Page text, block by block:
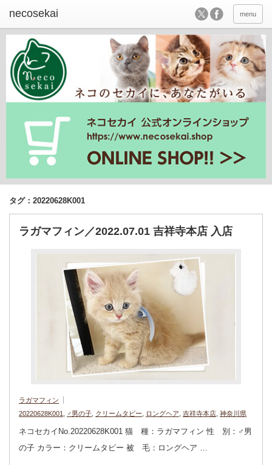
menu
タグ：20220628K001
ラガマフィン／2022.07.01 吉祥寺本店 入店
ラガマフィン
20220628K001
♂男の子 クリームタビー ロングヘア 吉祥寺本店 神奈川県
ネコセカイNo.20220628K001 猫 種：ラガマフィン 性 別：♂男
の子 カラー：クリームタビー 被 毛：ロングヘア …